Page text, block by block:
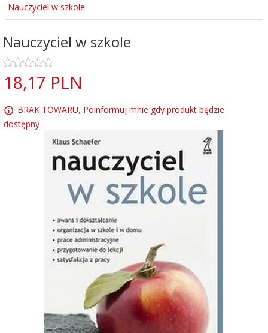
Nauczyciel w szkole
Nauczyciel w szkole
18,17 PLN
BRAK TOWARU, Poinformuj mnie gdy produkt będzie
dostępny